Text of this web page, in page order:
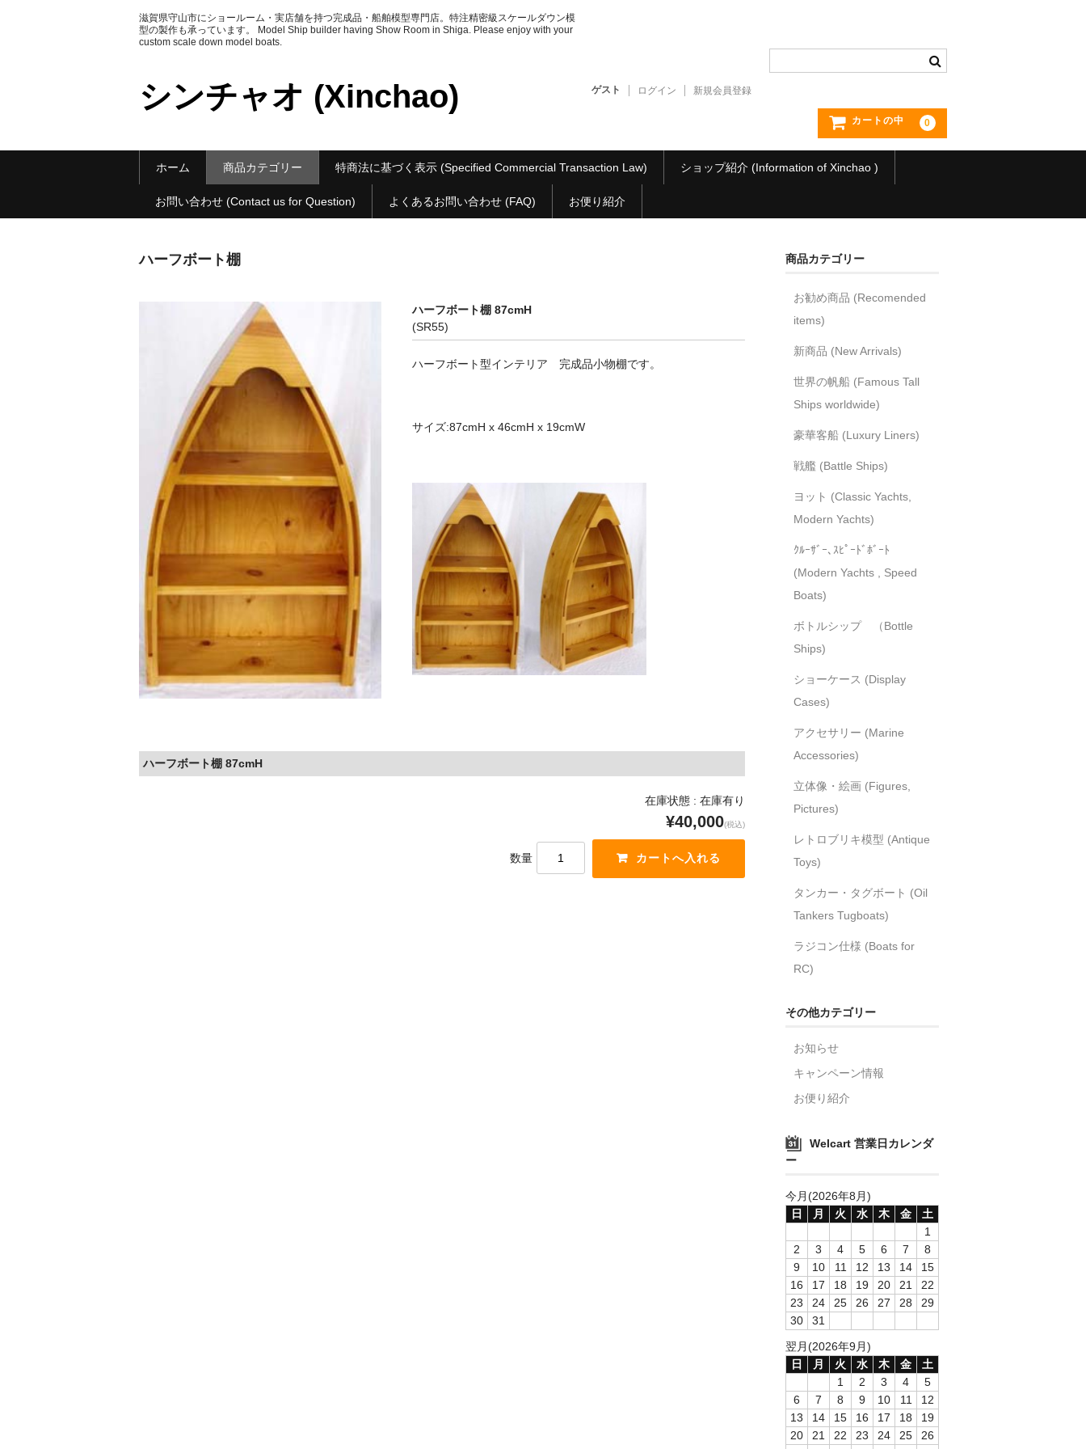
滋賀県守山市にショールーム・実店舗を持つ完成品・船舶模型専門店。特注精密級スケールダウン模
型の製作も承っています。 Model Ship builder having Show Room in Shiga. Please enjoy with your
custom scale down model boats.
シンチャオ (Xinchao) ゲスト ログイン 新規会員登録
カートの中 0
ホーム 商品カテゴリー 特商法に基づく表示 (Specified Commercial Transaction Law) ショップ紹介 (Information of Xinchao )
お問い合わせ (Contact us for Question) よくあるお問い合わせ (FAQ) お便り紹介
ハーフボート棚
ハーフボート棚 87cmH
(SR55)
ハーフボート型インテリア 完成品小物棚です。
サイズ:87cmH x 46cmH x 19cmW
ハーフボート棚 87cmH
在庫状態 : 在庫有り
¥40,000(税込)
数量
商品カテゴリー
お勧め商品 (Recomended
items)
新商品 (New Arrivals)
世界の帆船 (Famous Tall
Ships worldwide)
豪華客船 (Luxury Liners)
戦艦 (Battle Ships)
ヨット (Classic Yachts,
Modern Yachts)
ｸﾙｰｻﾞｰ､ｽﾋﾟｰﾄﾞﾎﾞｰﾄ
(Modern Yachts , Speed
Boats)
ボトルシップ （Bottle
Ships)
ショーケース (Display
Cases)
アクセサリー (Marine
Accessories)
立体像・絵画 (Figures,
Pictures)
レトロブリキ模型 (Antique
Toys)
タンカー・タグボート (Oil
Tankers Tugboats)
ラジコン仕様 (Boats for
RC)
その他カテゴリー
お知らせ
キャンペーン情報
お便り紹介
Welcart 営業日カレンダ
ー
今月(2026年8月)
日
月 火 水 木 金
土
1
2
3 4 5 6 7
8
9
10 11 12 13 14
15
16
17 18 19 20 21
22
23
24 25 26 27 28
29
30
31
翌月(2026年9月)
日
月 火 水 木 金
土
1
2 3 4
5
6
7 8 9 10 11
12
13
14 15 16 17 18
19
20
21 22 23 24 25
26